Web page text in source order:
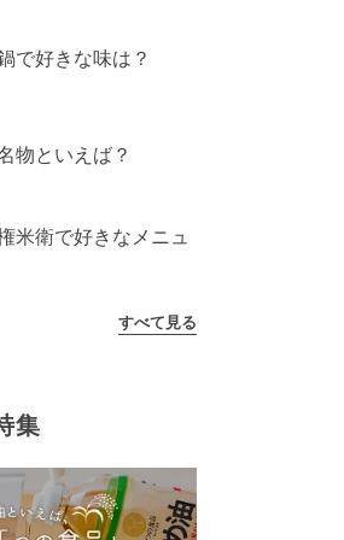
で好きな味は？
物といえば？
米衛で好きなメニュ
すべて見る
集